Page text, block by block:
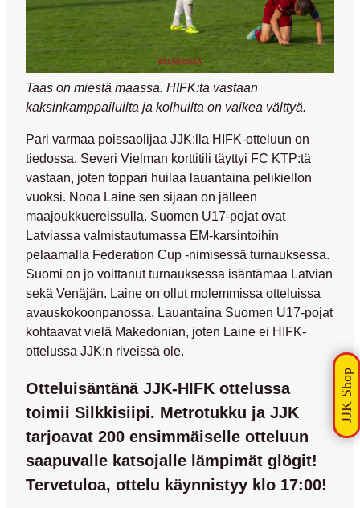
Taas on miestä maassa. HIFK:ta vastaan
kaksinkamppailuilta ja kolhuilta on vaikea välttyä.
Pari varmaa poissaolijaa JJK:lla HIFK-otteluun on
tiedossa. Severi Vielman korttitili täyttyi FC KTP:tä
vastaan, joten toppari huilaa lauantaina pelikiellon
vuoksi. Nooa Laine sen sijaan on jälleen
maajoukkuereissulla. Suomen U17-pojat ovat
Latviassa valmistautumassa EM-karsintoihin
pelaamalla Federation Cup -nimisessä turnauksessa.
Suomi on jo voittanut turnauksessa isäntämaa Latvian
sekä Venäjän. Laine on ollut molemmissa otteluissa
avauskokoonpanossa. Lauantaina Suomen U17-pojat
kohtaavat vielä Makedonian, joten Laine ei HIFK-
ottelussa JJK:n riveissä ole.
Otteluisäntänä JJK-HIFK ottelussa
toimii Silkkisiipi. Metrotukku ja JJK
tarjoavat 200 ensimmäiselle otteluun
saapuvalle katsojalle lämpimät glögit!
Tervetuloa, ottelu käynnistyy klo 17:00!